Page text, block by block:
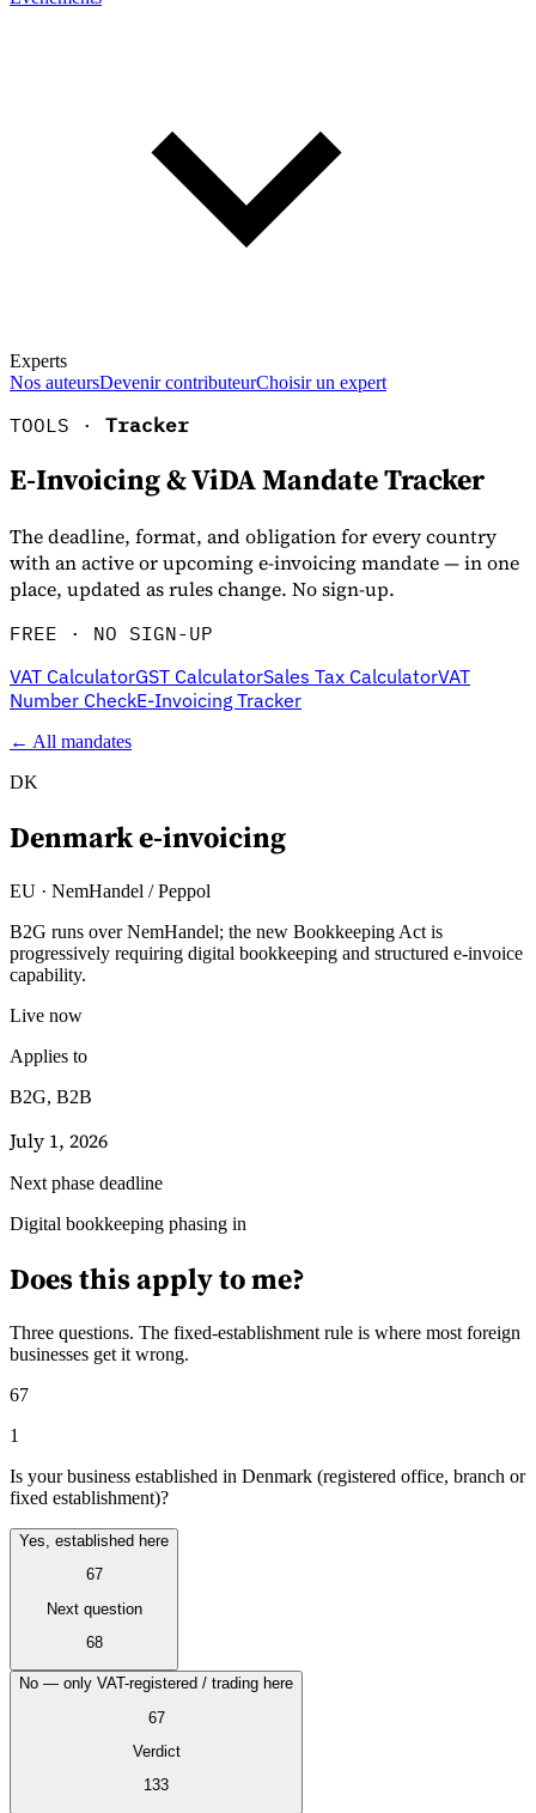
Experts
Nos auteursDevenir contributeurChoisir un expert
En savoir plus sur la fiscalité
Guides
Guides fiscaux par pays
Tous les guides
La VAT pour les débutants
TOOLS · Tracker
E-Invoicing & ViDA Mandate Tracker
The deadline, format, and obligation for every country
with an active or upcoming e-invoicing mandate — in one
place, updated as rules change. No sign-up.
FREE · NO SIGN-UP
VAT CalculatorGST CalculatorSales Tax CalculatorVAT
Number CheckE-Invoicing Tracker
← All mandates
DK
Denmarke-invoicing
EU · NemHandel / Peppol
B2G runs over NemHandel; the new Bookkeeping Act is
progressively requiring digital bookkeeping and structured e-invoice
capability.
Live now
Applies to
B2G, B2B
July 1, 2026
Next phase deadline
Digital bookkeeping phasing in
Does this apply to me?
Three questions. The fixed-establishment rule is where most foreign
businesses get it wrong.
67
1
Is your business established in Denmark (registered office, branch or
fixed establishment)?
Yes, established here
67
Next question
68
No — only VAT-registered / trading here
67
Verdict
133